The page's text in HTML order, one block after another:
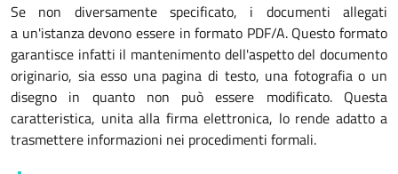
Se non diversamente specificato, i documenti allegati
a un'istanza devono essere in formato PDF/A. Questo formato
garantisce infatti il mantenimento dell'aspetto del documento
originario, sia esso una pagina di testo, una fotografia o un
disegno in quanto non può essere modificato. Questa
caratteristica, unita alla firma elettronica, lo rende adatto a
trasmettere informazioni nei procedimenti formali.